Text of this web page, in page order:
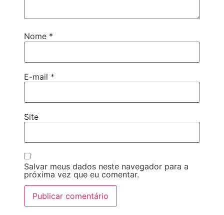
Nome *
E-mail *
Site
Salvar meus dados neste navegador para a
próxima vez que eu comentar.